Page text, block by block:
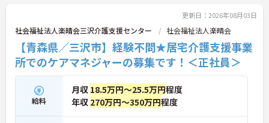
の職場です。介護経験を活かしたい方、福祉の資格
をお持ちの方、安定した法人でキャリアを築きたい
方におすすめです。
★おすすめPOINT★
・生活支援員からスタートし、サービス管理責任者
やエリアマネージャーへと続く明確なステップアッ
プの道筋が用意されています。急成長中の企業であ
るためポストも豊富にあり、専門性を高めながらマ
ネジメント職への挑戦も視野に入れていただけま
更新日：2026年08月03日
社会福祉法人楽晴会三沢介護支援センター 社会福祉法人楽晴会
【青森県／三沢市】経験不問★居宅介護支援事業
所でのケアマネジャーの募集です！＜正社員＞
給料
月収 18.5万円～25.5万円程度
年収 270万円～350万円程度